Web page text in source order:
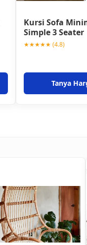
Kursi Sofa
Simple 3 Seater
★★★★★ (4.8)
Tanya